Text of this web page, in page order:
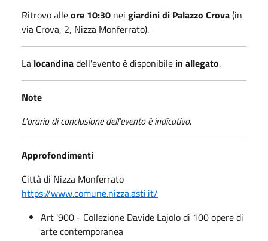
Ritrovo alleore 10:30 nei giardini di Palazzo Crova(in
via Crova, 2, Nizza Monferrato).
La locandinadell'evento è disponibile in allegato.
Note
L'orario di conclusione dell'evento è indicativo.
Approfondimenti
Città di Nizza Monferrato
https://www.comune.nizza.asti.it/
Art '900 - Collezione Davide Lajolo di 100 opere di
arte contemporanea